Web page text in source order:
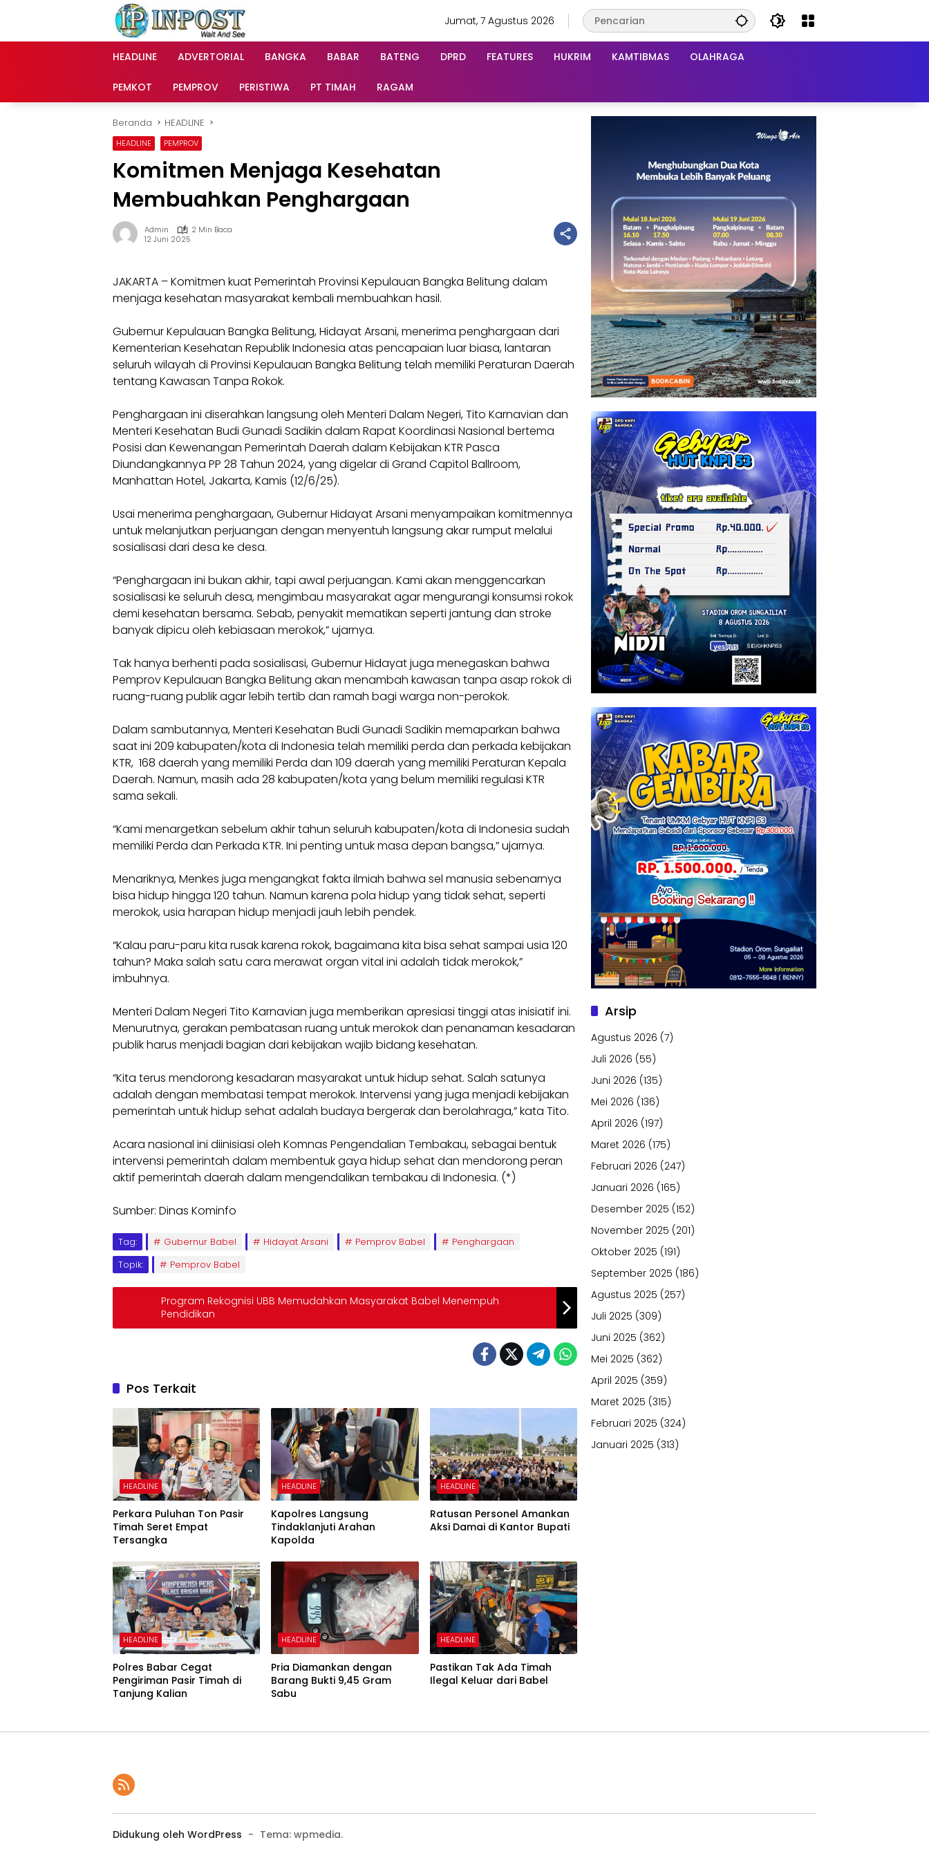
Jumat, 7 Agustus 2026
HEADLINE ADVERTORIAL BANGKA BABAR BATENG DPRD FEATURES HUKRIM KAMTIBMAS OLAHRAGA
PEMKOT PEMPROV PERISTIWA PT TIMAH RAGAM
Beranda HEADLINE
HEADLINE PEMPROV
Komitmen Menjaga Kesehatan
Membuahkan Penghargaan
Admin
2 Min Baca
12 Juni 2025
JAKARTA – Komitmen kuat Pemerintah Provinsi Kepulauan Bangka Belitung dalam
menjaga kesehatan masyarakat kembali membuahkan hasil.
Gubernur Kepulauan Bangka Belitung, Hidayat Arsani, menerima penghargaan dari
Kementerian Kesehatan Republik Indonesia atas pencapaian luar biasa, lantaran
seluruh wilayah di Provinsi Kepulauan Bangka Belitung telah memiliki Peraturan Daerah
tentang Kawasan Tanpa Rokok.
Penghargaan ini diserahkan langsung oleh Menteri Dalam Negeri, Tito Karnavian dan
Menteri Kesehatan Budi Gunadi Sadikin dalam Rapat Koordinasi Nasional bertema
Posisi dan Kewenangan Pemerintah Daerah dalam Kebijakan KTR Pasca
Diundangkannya PP 28 Tahun 2024, yang digelar di Grand Capitol Ballroom,
Manhattan Hotel, Jakarta, Kamis (12/6/25).
Usai menerima penghargaan, Gubernur Hidayat Arsani menyampaikan komitmennya
untuk melanjutkan perjuangan dengan menyentuh langsung akar rumput melalui
sosialisasi dari desa ke desa.
“Penghargaan ini bukan akhir, tapi awal perjuangan. Kami akan menggencarkan
sosialisasi ke seluruh desa, mengimbau masyarakat agar mengurangi konsumsi rokok
demi kesehatan bersama. Sebab, penyakit mematikan seperti jantung dan stroke
banyak dipicu oleh kebiasaan merokok,” ujarnya.
Tak hanya berhenti pada sosialisasi, Gubernur Hidayat juga menegaskan bahwa
Pemprov Kepulauan Bangka Belitung akan menambah kawasan tanpa asap rokok di
ruang-ruang publik agar lebih tertib dan ramah bagi warga non-perokok.
Dalam sambutannya, Menteri Kesehatan Budi Gunadi Sadikin memaparkan bahwa
saat ini 209 kabupaten/kota di Indonesia telah memiliki perda dan perkada kebijakan
KTR, 168 daerah yang memiliki Perda dan 109 daerah yang memiliki Peraturan Kepala
Daerah. Namun, masih ada 28 kabupaten/kota yang belum memiliki regulasi KTR
sama sekali.
“Kami menargetkan sebelum akhir tahun seluruh kabupaten/kota di Indonesia sudah
memiliki Perda dan Perkada KTR. Ini penting untuk masa depan bangsa,” ujarnya.
Menariknya, Menkes juga mengangkat fakta ilmiah bahwa sel manusia sebenarnya
bisa hidup hingga 120 tahun. Namun karena pola hidup yang tidak sehat, seperti
merokok, usia harapan hidup menjadi jauh lebih pendek.
“Kalau paru-paru kita rusak karena rokok, bagaimana kita bisa sehat sampai usia 120
tahun? Maka salah satu cara merawat organ vital ini adalah tidak merokok,”
imbuhnya.
Menteri Dalam Negeri Tito Karnavian juga memberikan apresiasi tinggi atas inisiatif ini.
Menurutnya, gerakan pembatasan ruang untuk merokok dan penanaman kesadaran
publik harus menjadi bagian dari kebijakan wajib bidang kesehatan.
“Kita terus mendorong kesadaran masyarakat untuk hidup sehat. Salah satunya
adalah dengan membatasi tempat merokok. Intervensi yang juga menjadi kebijakan
pemerintah untuk hidup sehat adalah budaya bergerak dan berolahraga,” kata Tito.
Acara nasional ini diinisiasi oleh Komnas Pengendalian Tembakau, sebagai bentuk
intervensi pemerintah dalam membentuk gaya hidup sehat dan mendorong peran
aktif pemerintah daerah dalam mengendalikan tembakau di Indonesia. (*)
Sumber: Dinas Kominfo
Tag: Gubernur Babel Hidayat Arsani Pemprov Babel
Penghargaan
Topik:
Pemprov Babel
Program Rekognisi UBB Memudahkan Masyarakat Babel Menempuh
Pendidikan
Pos Terkait
HEADLINE
Perkara Puluhan Ton Pasir
Timah Seret Empat
Tersangka
HEADLINE
Kapolres Langsung
Tindaklanjuti Arahan
Kapolda
HEADLINE
Ratusan Personel Amankan
Aksi Damai di Kantor Bupati
HEADLINE
Polres Babar Cegat
Pengiriman Pasir Timah di
Tanjung Kalian
HEADLINE
Pria Diamankan dengan
Barang Bukti 9,45 Gram
Sabu
HEADLINE
Pastikan Tak Ada Timah
Ilegal Keluar dari Babel
Arsip
Agustus 2026 (7)
Juli 2026 (55)
Juni 2026 (135)
Mei 2026 (136)
April 2026 (197)
Maret 2026 (175)
Februari 2026 (247)
Januari 2026 (165)
Desember 2025 (152)
November 2025 (201)
Oktober 2025 (191)
September 2025 (186)
Agustus 2025 (257)
Juli 2025 (309)
Juni 2025 (362)
Mei 2025 (362)
April 2025 (359)
Maret 2025 (315)
Februari 2025 (324)
Januari 2025 (313)
Didukung oleh WordPress - Tema: wpmedia.